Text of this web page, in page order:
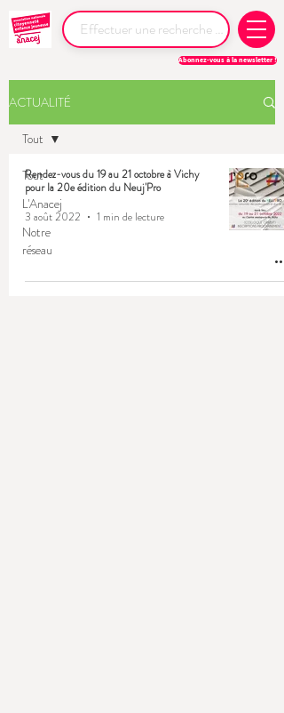
Abonnez-vous à la newsletter !
ACTUALITÉ
Tout
L'Anacej
Notre
réseau
Tout
Rendez-vous du 19 au 21 octobre à Vichy
pour la 20e édition du Neuj'Pro
3 août 2022
1 min de lecture